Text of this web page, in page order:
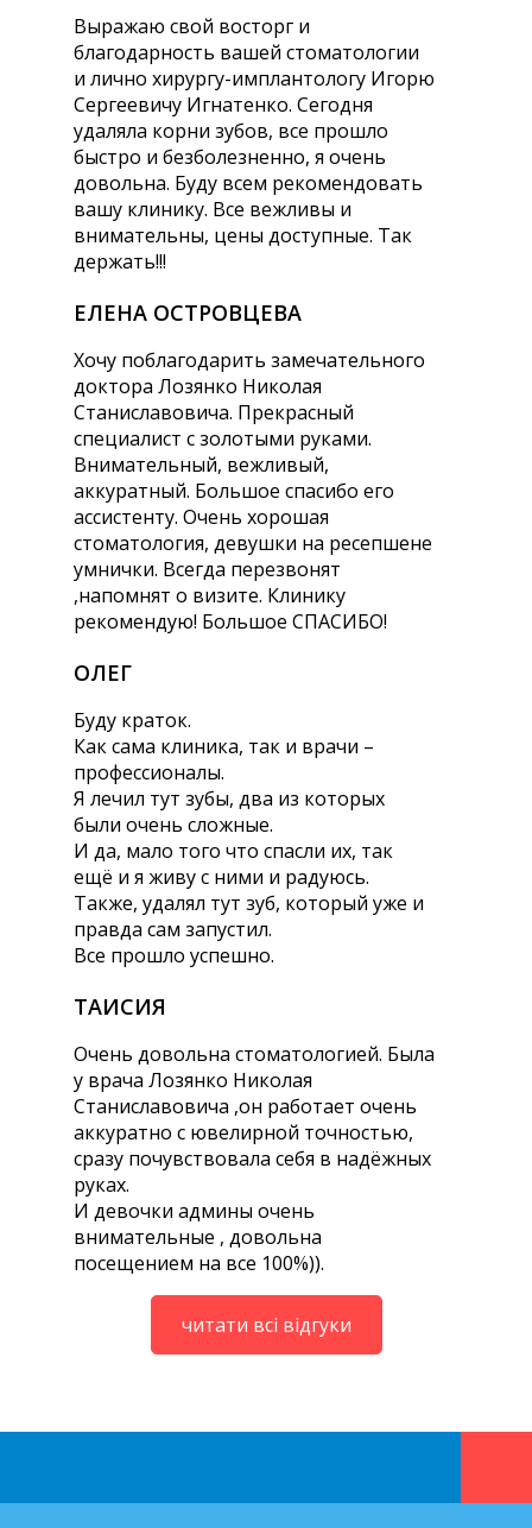
Выражаю свой восторг и
благодарность вашей стоматологии
и лично хирургу-имплантологу Игорю
Сергеевичу Игнатенко. Сегодня
удаляла корни зубов, все прошло
быстро и безболезненно, я очень
довольна. Буду всем рекомендовать
вашу клинику. Все вежливы и
внимательны, цены доступные. Так
держать!!!
ЕЛЕНА ОСТРОВЦЕВА
Хочу поблагодарить замечательного
доктора Лозянко Николая
Станиславовича. Прекрасный
специалист с золотыми руками.
Внимательный, вежливый,
аккуратный. Большое спасибо его
ассистенту. Очень хорошая
стоматология, девушки на ресепшене
умнички. Всегда перезвонят
,напомнят о визите. Клинику
рекомендую! Большое СПАСИБО!
ОЛЕГ
Буду краток.
Как сама клиника, так и врачи –
профессионалы.
Я лечил тут зубы, два из которых
были очень сложные.
И да, мало того что спасли их, так
ещё и я живу с ними и радуюсь.
Также, удалял тут зуб, который уже и
правда сам запустил.
Все прошло успешно.
ТАИСИЯ
Очень довольна стоматологией. Была
у врача Лозянко Николая
Станиславовича ,он работает очень
аккуратно с ювелирной точностью,
сразу почувствовала себя в надёжных
руках.
И девочки админы очень
внимательные , довольна
посещением на все 100%)).
читати всі відгуки